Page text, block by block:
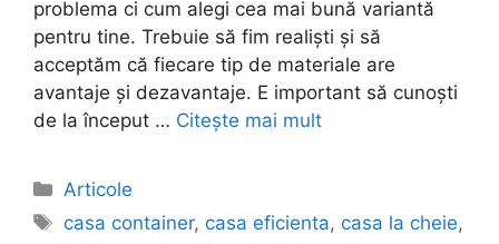
problema ci cum alegi cea mai bună variantă
pentru tine. Trebuie să fim realiști și să
acceptăm că fiecare tip de materiale are
avantaje și dezavantaje. E important să cunoști
de la început … Citește mai mult
Articole
casa container, casa eficienta, casa la cheie,